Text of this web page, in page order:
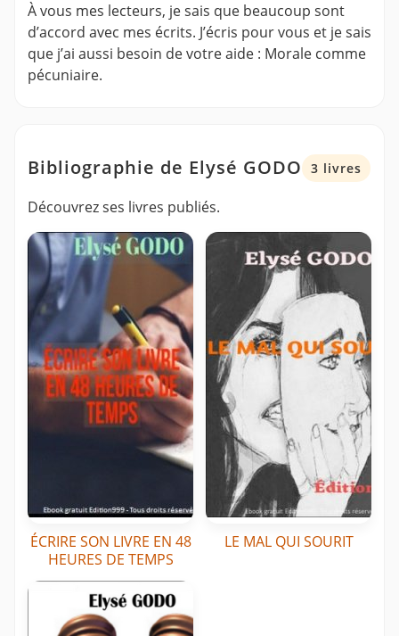
À vous mes lecteurs, je sais que beaucoup sont
d’accord avec mes écrits. J’écris pour vous et je sais
que j’ai aussi besoin de votre aide : Morale comme
pécuniaire.
Bibliographie de Elysé GODO 3 livres
Découvrez ses livres publiés.
ÉCRIRE SON LIVRE EN 48
HEURES DE TEMPS
LE MAL QUI SOURIT